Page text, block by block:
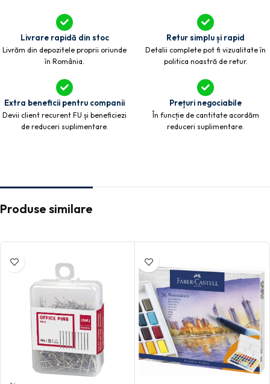
Livrare rapidă din stoc
Livrăm din depozitele proprii oriunde
în România.
Retur simplu și rapid
Detalii complete pot fi vizualitate în
politica noastră de retur.
Extra beneficii pentru companii
Devii client recurent FU și beneficiezi
de reduceri suplimentare.
Prețuri negociabile
În funcție de cantitate acordăm
reduceri suplimentare.
Produse similare